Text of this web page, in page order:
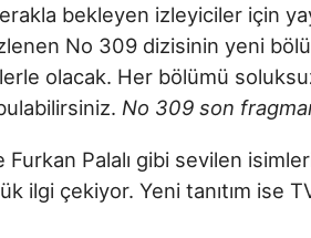
bekleyen izleyiciler için
No 309 dizisinin yeni
olacak. Her bölümü
No 309 son
Palalı gibi sevilen
ilgi çekiyor. Yeni tanıtım ise